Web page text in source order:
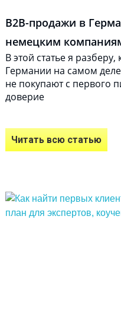
B2B-продажи в
немецким
В этой статье я
Германии на самом
не покупают с первого
доверие
Читать всю статью